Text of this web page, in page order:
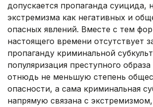
допускается пропаганда суицида,
экстремизма как негативных и
опасных явлений. Вместе с тем
настоящего времени отсутствует
пропаганду криминальной
популяризация преступного
отнюдь не меньшую степень
опасности, а сама криминальная
напрямую связана с